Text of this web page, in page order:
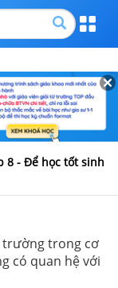
8 - Để học tốt sinh
trường trong cơ
có quan hệ với